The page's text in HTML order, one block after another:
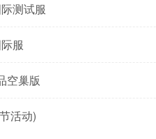
测试服
服
空巢版
活动)